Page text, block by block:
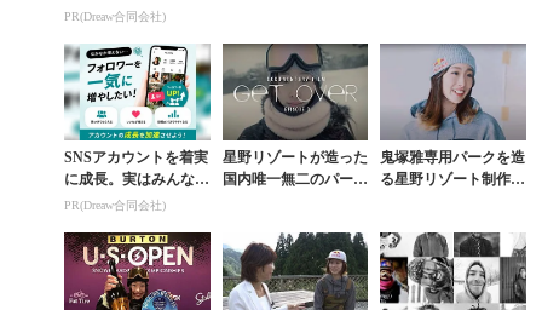
コ使ってます。
PR(Dreaw合同会社)
SNSアカウントを着実
に成長。実はみんなコ
コ使ってます。
PR(Dreaw合同会社)
星野リゾートが造った
国内唯一無二のパーク
鬼塚雅専用パークを造
る星野リゾート制作ム